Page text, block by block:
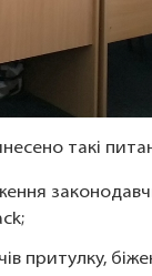
такі
притулку,